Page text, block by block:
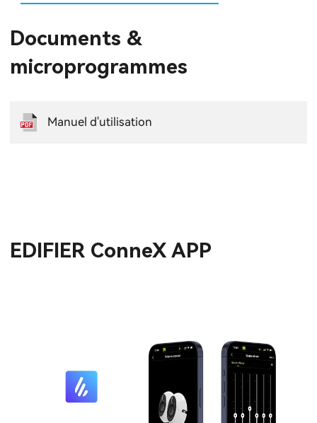
Documents &
microprogrammes
Manuel d'utilisation
EDIFIER ConneX APP